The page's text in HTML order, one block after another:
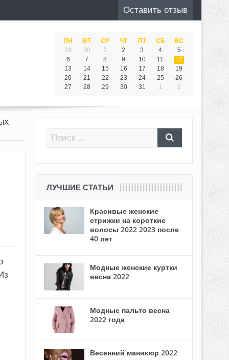
Оставить отзыв
ПН ВТ СР ЧТ ПТ СБ
ВС
29
30 1 2 3 4
5
6
7 8 9 10 11
12
13
14 15 16 17 18
19
20
21 22 23 24 25
26
27
28 29 30 31 1 2
ЛУЧШИЕ СТАТЬИ
Красивые женские
стрижки на короткие
волосы 2022 2023 после
40 лет
Модные женские куртки
весна 2022
Модные пальто весна
2022 года
Весенний маникюр 2022